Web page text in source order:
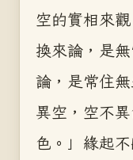
空的實相來
換來論，是
論，是常住
異空，空不
色。」緣起